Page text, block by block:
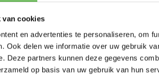
van cookies
en advertenties te personaliseren, om
Ook delen we informatie over uw gebruik
Deze partners kunnen deze gegevens
op basis van uw gebruik van hun
BERG PANTALON DE